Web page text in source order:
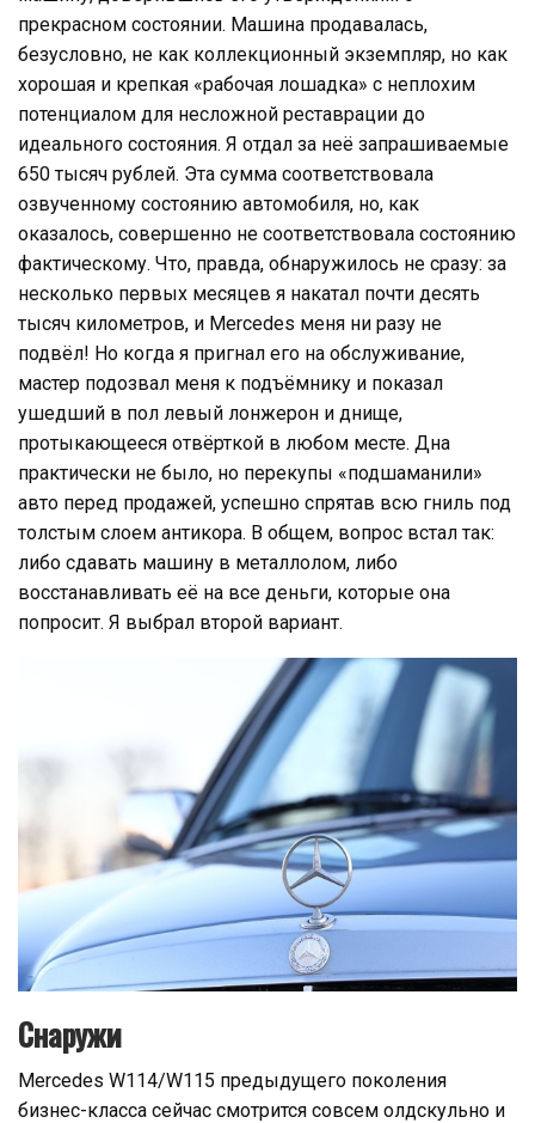
прекрасном состоянии. Машина продавалась,
безусловно, не как коллекционный экземпляр, но как
хорошая и крепкая «рабочая лошадка» с неплохим
потенциалом для несложной реставрации до
идеального состояния. Я отдал за неё запрашиваемые
650 тысяч рублей. Эта сумма соответствовала
озвученному состоянию автомобиля, но, как
оказалось, совершенно не соответствовала состоянию
фактическому. Что, правда, обнаружилось не сразу: за
несколько первых месяцев я накатал почти десять
тысяч километров, и Mercedes меня ни разу не
подвёл! Но когда я пригнал его на обслуживание,
мастер подозвал меня к подъёмнику и показал
ушедший в пол левый лонжерон и днище,
протыкающееся отвёрткой в любом месте. Дна
практически не было, но перекупы «подшаманили»
авто перед продажей, успешно спрятав всю гниль под
толстым слоем антикора. В общем, вопрос встал так:
либо сдавать машину в металлолом, либо
восстанавливать её на все деньги, которые она
попросит. Я выбрал второй вариант.
Снаружи
Mercedes W114/W115 предыдущего поколения
бизнес-класса сейчас смотрится совсем олдскульно и